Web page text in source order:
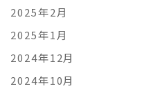
2025年2月
2025年1月
2024年12月
2024年10月